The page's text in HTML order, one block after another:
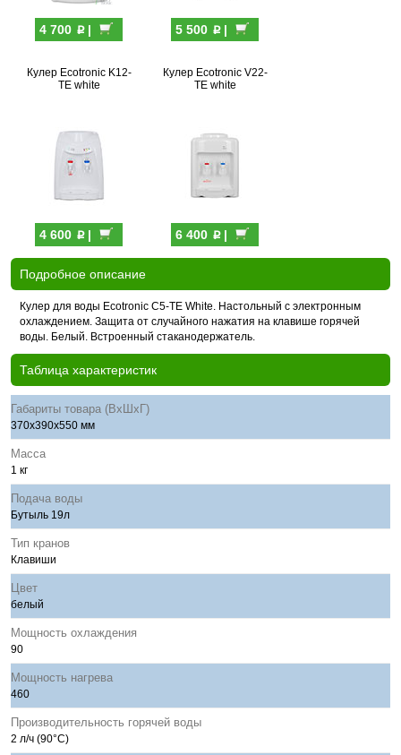
4 700 p| 5 500 p|
Кулер Ecotronic K12-
TE white
4 600 p|
Кулер Ecotronic V22-
TE white
6 400 p|
Подробное описание
Кулер для воды Ecotronic C5-TE White. Настольный с электронным
охлаждением. Защита от случайного нажатия на клавише горячей
воды. Белый. Встроенный стаканодержатель.
Таблица характеристик
Габариты товара (ВхШхГ)
370х390х550 мм
Масса
1 кг
Подача воды
Бутыль 19л
Тип кранов
Клавиши
Цвет
белый
Мощность охлаждения
90
Мощность нагрева
460
Производительность горячей воды
2 л/ч (90°С)